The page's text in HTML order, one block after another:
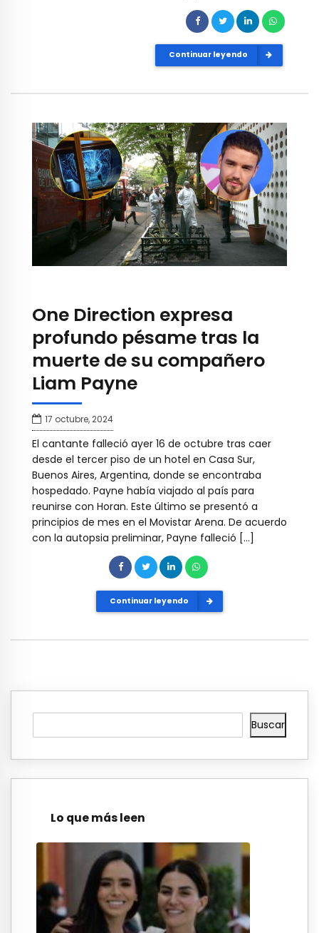
Continuar leyendo
One Direction expresa
profundo pésame tras la
muerte de su compañero
Liam Payne
17 octubre, 2024
El cantante falleció ayer 16 de octubre tras caer
desde el tercer piso de un hotel en Casa Sur,
Buenos Aires, Argentina, donde se encontraba
hospedado. Payne había viajado al país para
reunirse con Horan. Este último se presentó a
principios de mes en el Movistar Arena. De acuerdo
con la autopsia preliminar, Payne falleció […]
Continuar leyendo
Buscar
Lo que más leen